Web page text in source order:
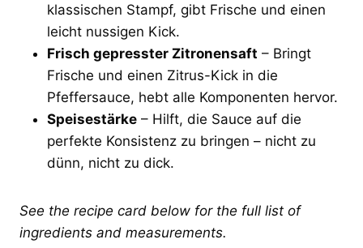
klassischen Stampf, gibt Frische und einen
leicht nussigen Kick.
Frisch gepresster Zitronensaft – Bringt
Frische und einen Zitrus-Kick in die
Pfeffersauce, hebt alle Komponenten hervor.
Speisestärke – Hilft, die Sauce auf die
perfekte Konsistenz zu bringen – nicht zu
dünn, nicht zu dick.
See the recipe card below for the full list of
ingredients and measurements.